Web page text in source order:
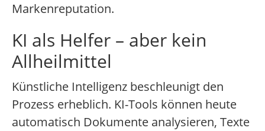
Markenreputation.
KI als Helfer – aber kein
Allheilmittel
Künstliche Intelligenz beschleunigt den
Prozess erheblich. KI-Tools können heute
automatisch Dokumente analysieren, Texte